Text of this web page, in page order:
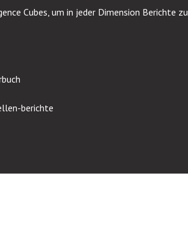
Cubes, um in jeder Dimension Berichte zu
berichte